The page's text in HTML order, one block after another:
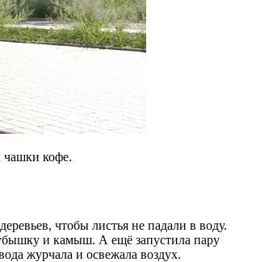
чашки кофе.
чтобы листья не падали в воду.
и камыш. А ещё запустила пару
журчала и освежала воздух.